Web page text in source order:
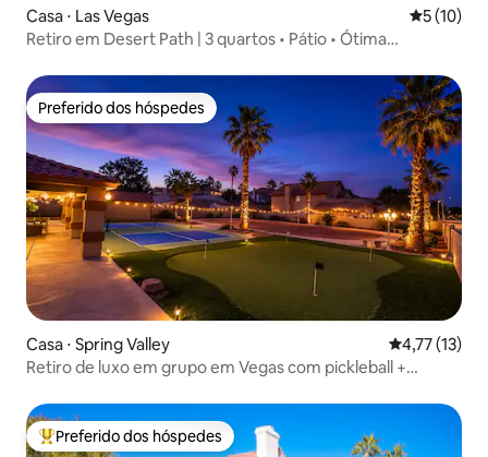
Casa ⋅ Las Vegas 5 de uma
5 (10)
Retiro em Desert Path | 3 quartos • Pátio • Ótima
Preferido dos hóspedes
Preferido dos hóspedes
Casa ⋅ Spring Valley 4,77 de uma
4,77 (13)
Retiro de luxo em grupo em Vegas com pickleball +
Entre os melhores preferidos dos hóspedes
Preferido dos hóspedes